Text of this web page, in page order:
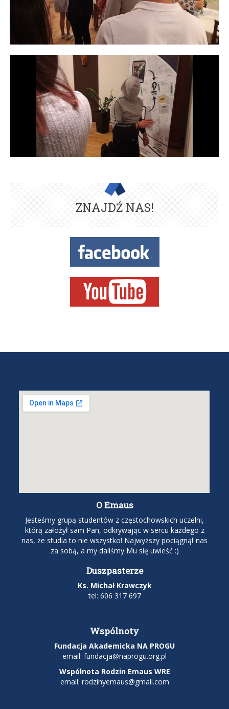
ZNAJDŹ NAS!
O Emaus
Jesteśmy grupą studentów z częstochowskich uczelni,
którą założył sam Pan, odkrywając w sercu każdego z
nas, że studia to nie wszystko! Najwyższy pociągnął nas
za sobą, a my daliśmy Mu się uwieść :)
Duszpasterze
Ks. Michał Krawczyk
tel: 606 317 697
Wspólnoty
Fundacja Akademicka NA PROGU
email: fundacja@naprogu.org.pl
Wspólnota Rodzin Emaus WRE
email: rodzinyemaus@gmail.com